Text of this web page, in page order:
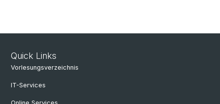
Quick Links
Vorlesungsverzeichnis
IT-Services